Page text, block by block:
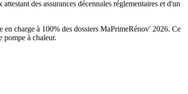
des assurances décennales réglementaires et d'un
charge à 100% des dossiers MaPrimeRénov' 2026. Ce
pompe à chaleur.